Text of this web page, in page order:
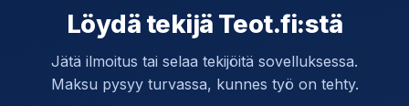
Löydä tekijä Teot.fi:stä
Jätä ilmoitus tai selaa tekijöitä sovelluksessa.
Maksu pysyy turvassa, kunnes työ on tehty.